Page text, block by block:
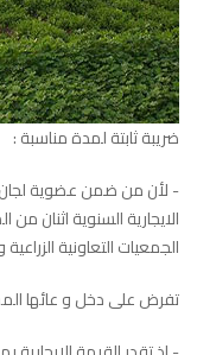
ضريبة ثابتة لمدة مناسبة :
- لأن من ضمن عضوية لجان
الايجارية السنوية اثنان
الجمعيات التعاونية
تفرض على دخل و عائها